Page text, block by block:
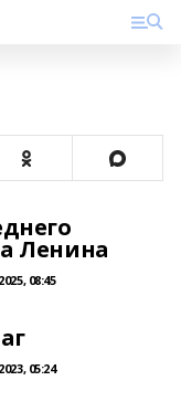
Ленина
08:45
05:24